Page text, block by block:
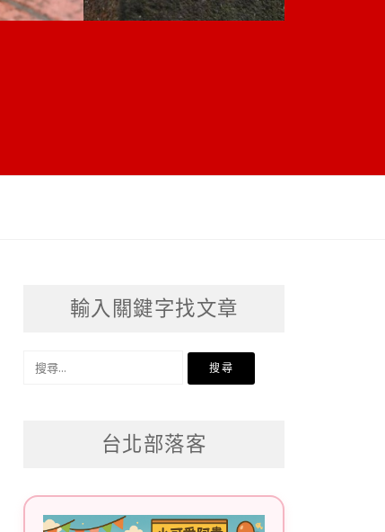
輸入關鍵字找文章
搜
台北部落客